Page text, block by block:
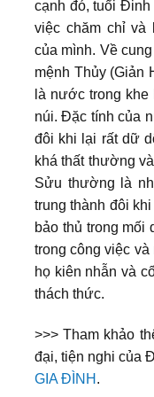
cạnh đó, tuổi
việc chăm chỉ và
của mình. Về
mệnh Thủy (Giản
là nước trong
núi. Đặc tính của
đôi khi lại rất dữ
khá thất thường
Sửu thường là
trung thành đôi
bảo thủ trong mối
trong công việc
họ kiên nhẫn và
thách thức.
>>> Tham khảo
đại, tiện nghi của
GIA ĐÌNH .